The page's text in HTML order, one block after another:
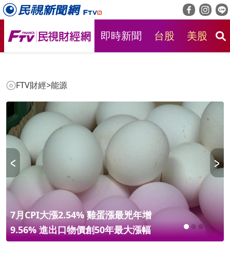
即時新聞 台股 美股
FTV財經>能源
7月CPI大漲2.54% 雞蛋漲最兇年增
9.56% 進出口物價創50年最大漲幅